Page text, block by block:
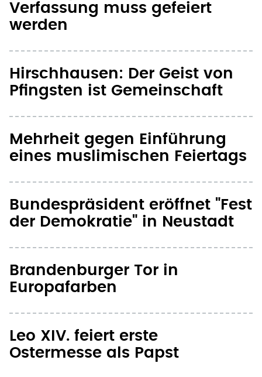
Verfassung muss gefeiert
werden
Hirschhausen: Der Geist von
Pfingsten ist Gemeinschaft
Mehrheit gegen Einführung
eines muslimischen Feiertags
Bundespräsident eröffnet "Fest
der Demokratie" in Neustadt
Brandenburger Tor in
Europafarben
Leo XIV. feiert erste
Ostermesse als Papst